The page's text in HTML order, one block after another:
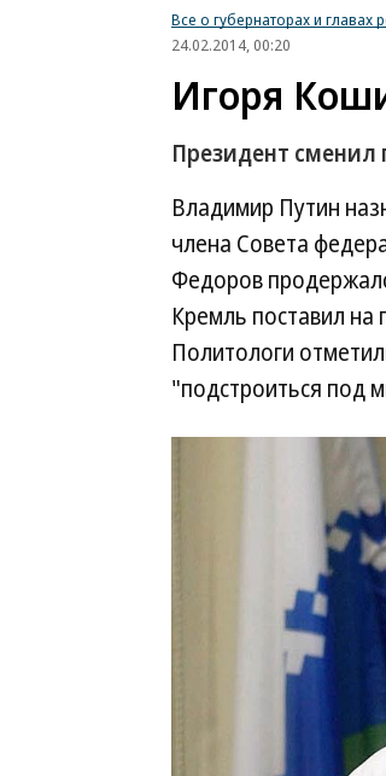
Все о губернаторах и главах
24.02.2014, 00:20
Игоря
Президент сменил
Владимир Путин
члена Совета
Федоров
Кремль поставил
Политологи
"подстроиться под